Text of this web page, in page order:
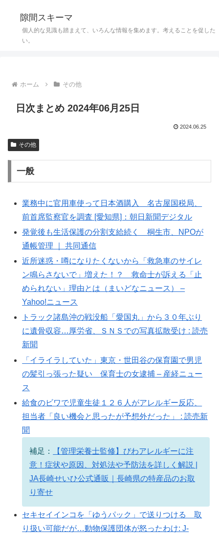
隙間スキーマ
個人的な見識も踏まえて、いろんな情報を集めます。考えることを促した
い。
ホーム その他
日次まとめ 2024年06月25日
2024.06.25
その他
一般
業務中に官用車使って日本酒購入 名古屋国税局、
前首席監察官を調査 [愛知県]：朝日新聞デジタル
発覚後も生活保護の分割支給続く 桐生市、NPOが
通帳管理 ｜ 共同通信
近所迷惑・噂になりたくないから「救急車のサイレ
ン鳴らさないで」増えた！？ 救命士が訴える「止
められない」理由とは（まいどなニュース） –
Yahoo!ニュース
トラック諸島沖の戦没船「愛国丸」から３０年ぶり
に遺骨収容…厚労省、ＳＮＳでの写真拡散受け : 読売
新聞
「イライラしていた」東京・世田谷の保育園で男児
の髪引っ張った疑い 保育士の女逮捕 – 産経ニュー
ス
給食のビワで児童生徒１２６人がアレルギー反応、
担当者「良い機会と思ったが予想外だった」 : 読売新
聞
補足：
【管理栄養士監修】びわアレルギーに注
意！症状や原因、対処法や予防法を詳しく解説 |
JA長崎せいひ公式通販｜長崎県の特産品のお取
り寄せ
セキセイインコを「ゆうパック」で送りつける 取
り扱い可能だが…動物保護団体が怒ったわけ: J-